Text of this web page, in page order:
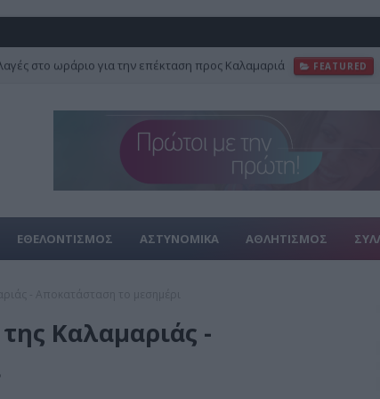
στο ωράριο για την επέκταση προς Καλαμαριά FEATURED
ΕΘΕΛΟΝΤΙΣΜΟΣ ΑΣΤΥΝΟΜΙΚΑ ΑΘΛΗΤΙΣΜΟΣ
Καλαμαριάς -